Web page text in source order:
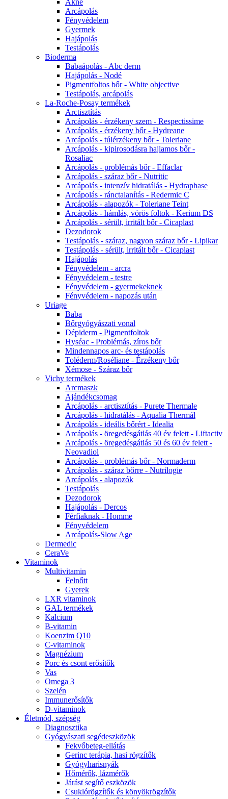
Akne
Arcápolás
Fényvédelem
Gyermek
Hajápolás
Testápolás
Bioderma
Babaápolás - Abc derm
Hajápolás - Nodé
Pigmentfoltos bőr - White objective
Testápolás, arcápolás
La-Roche-Posay termékek
Arctisztítás
Arcápolás - érzékeny szem - Respectissime
Arcápolás - érzékeny bőr - Hydreane
Arcápolás - túlérzékeny bőr - Toleriane
Arcápolás - kipirosodásra hajlamos bőr -
Rosaliac
Arcápolás - problémás bőr - Effaclar
Arcápolás - száraz bőr - Nutritic
Arcápolás - intenzív hidratálás - Hydraphase
Arcápolás - ránctalanítás - Redermic C
Arcápolás - alapozók - Toleriane Teint
Arcápolás - hámlás, vörös foltok - Kerium DS
Arcápolás - sérült, irritált bőr - Cicaplast
Dezodorok
Testápolás - száraz, nagyon száraz bőr - Lipikar
Testápolás - sérült, irritált bőr - Cicaplast
Hajápolás
Fényvédelem - arcra
Fényvédelem - testre
Fényvédelem - gyermekeknek
Fényvédelem - napozás után
Uriage
Baba
Bőrgyógyászati vonal
Dépiderm - Pigmentfoltok
Hyséac - Problémás, zíros bőr
Mindennapos arc- és testápolás
Toléderm/Roséliane - Érzékeny bőr
Xémose - Száraz bőr
Vichy termékek
Arcmaszk
Ajándékcsomag
Arcápolás - arctisztítás - Purete Thermale
Arcápolás - hidratálás - Aqualia Thermál
Arcápolás - ideális bőrért - Idealia
Arcápolás - öregedésgátlás 40 év felett - Liftactiv
Arcápolás - öregedésgátlás 50 és 60 év felett -
Neovadiol
Arcápolás - problémás bőr - Normaderm
Arcápolás - száraz bőrre - Nutrilogie
Arcápolás - alapozók
Testápolás
Dezodorok
Hajápolás - Dercos
Férfiaknak - Homme
Fényvédelem
Arcápolás-Slow Age
Dermedic
CeraVe
Vitaminok
Multivitamin
Felnőtt
Gyerek
LXR vitaminok
GAL termékek
Kalcium
B-vitamin
Koenzim Q10
C-vitaminok
Magnézium
Porc és csont erősítők
Vas
Omega 3
Szelén
Immunerősítők
D-vitaminok
Életmód, szépség
Diagnosztika
Gyógyászati segédeszközök
Fekvőbeteg-ellátás
Gerinc terápia, hasi rögzítők
Gyógyharisnyák
Hőmérők, lázmérők
Járást segítő eszközök
Csuklórögzítők és könyökrögzítők